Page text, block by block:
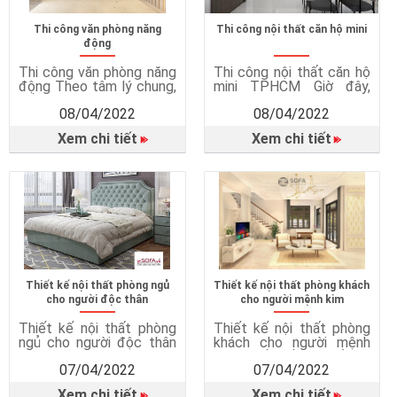
Thi công văn phòng năng
động
Thi công văn phòng năng
động Theo tâm lý chung,
một không gian tươi trẻ,
thoải mái, thì tinh thần sẽ
lên cao. Thái độ làm việc
cũng tốt hơn và hiệu quả
làm việc sẽ được nâng
lên. Không khó để giải
thích vì sao các sếp
thường hay […]
Tin tức từ thương hiệu
Zsofa nổi tiếng
08/04/2022
Xem chi tiết
Thi công nội thất căn hộ mini
Thi công nội thất căn hộ
mini TPHCM Giờ đây,
lên ngày càng nhiều để
đáp ứng nhu cầu chỗ ở
cho cư dân thành phố. Và
ai nâý cũng đều muốn
căn hộ nhà mình trở nên
xinh đẹp, sang trọng. Vậy
thì đừng chờ đợi nữa,
đọc bài […]
Tin tức từ thương hiệu
Zsofa nổi tiếng
08/04/2022
Xem chi tiết
Thiết kế nội thất phòng ngủ
cho người độc thân
Thiết kế nội thất phòng
ngủ cho người độc thân
vẫn hay nói đùa với nhau
là thà FA còn hơn F0. Nếu
07/04/2022
Thiết kế nội thất phòng khách
cho người mệnh kim
Thiết kế nội thất phòng
khách cho người mệnh
quan trọng không? Câu
trả lời chắc chắn là có rồi
07/04/2022